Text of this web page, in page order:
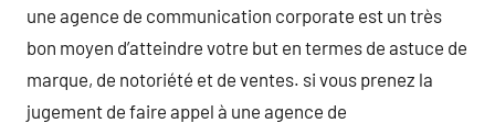
une agence de communication corporate est un très
bon moyen d’atteindre votre but en termes de astuce de
marque, de notoriété et de ventes. si vous prenez la
jugement de faire appel à une agence de